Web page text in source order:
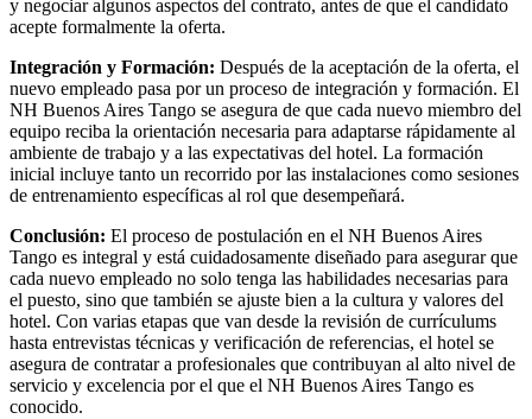
y negociar algunos aspectos del contrato, antes de que el candidato
acepte formalmente la oferta.
Integración y Formación: Después de la aceptación de la oferta, el
nuevo empleado pasa por un proceso de integración y formación. El
NH Buenos Aires Tango se asegura de que cada nuevo miembro del
equipo reciba la orientación necesaria para adaptarse rápidamente al
ambiente de trabajo y a las expectativas del hotel. La formación
inicial incluye tanto un recorrido por las instalaciones como sesiones
de entrenamiento específicas al rol que desempeñará.
Conclusión: El proceso de postulación en el NH Buenos Aires
Tango es integral y está cuidadosamente diseñado para asegurar que
cada nuevo empleado no solo tenga las habilidades necesarias para
el puesto, sino que también se ajuste bien a la cultura y valores del
hotel. Con varias etapas que van desde la revisión de currículums
hasta entrevistas técnicas y verificación de referencias, el hotel se
asegura de contratar a profesionales que contribuyan al alto nivel de
servicio y excelencia por el que el NH Buenos Aires Tango es
conocido.